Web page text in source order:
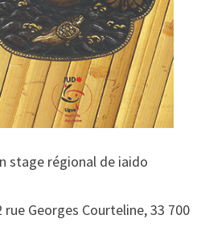
stage régional de iaido
rue Georges Courteline, 33 700